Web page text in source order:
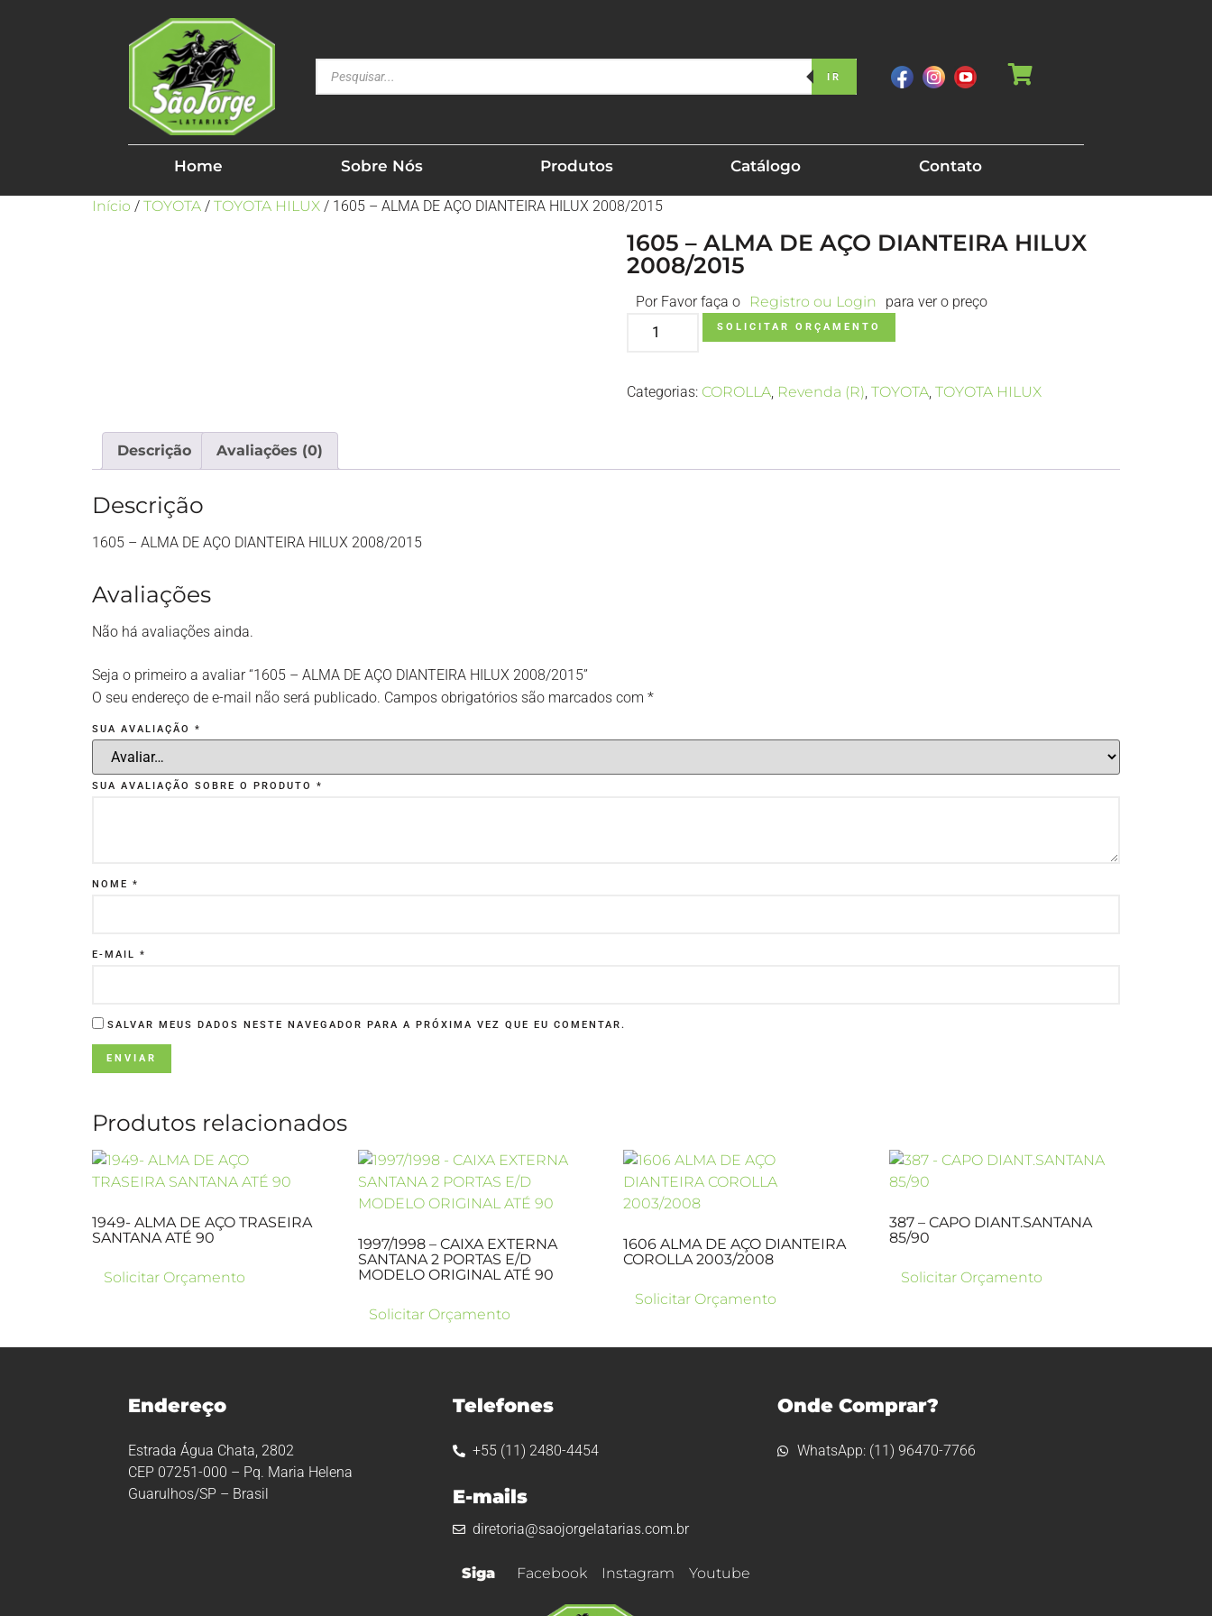
IR
Home Sobre Nós Produtos Catálogo Contato
Início / TOYOTA / TOYOTA HILUX / 1605 – ALMA DE AÇO DIANTEIRA HILUX 2008/2015
1605 – ALMA DE AÇO DIANTEIRA HILUX
2008/2015
Por Favor faça o Registro ou Login para ver o preço
SOLICITAR ORÇAMENTO
Categorias: COROLLA, Revenda (R), TOYOTA, TOYOTA HILUX
Descrição Avaliações (0)
Descrição
1605 – ALMA DE AÇO DIANTEIRA HILUX 2008/2015
Avaliações
Não há avaliações ainda.
Seja o primeiro a avaliar “1605 – ALMA DE AÇO DIANTEIRA HILUX 2008/2015”
O seu endereço de e-mail não será publicado. Campos obrigatórios são marcados com *
SUA AVALIAÇÃO *
SUA AVALIAÇÃO SOBRE O PRODUTO *
NOME *
E-MAIL *
SALVAR MEUS DADOS NESTE NAVEGADOR PARA A PRÓXIMA VEZ QUE EU COMENTAR.
Produtos relacionados
1949- ALMA DE AÇO TRASEIRA
SANTANA ATÉ 90
Solicitar Orçamento
1997/1998 – CAIXA EXTERNA
SANTANA 2 PORTAS E/D
MODELO ORIGINAL ATÉ 90
Solicitar Orçamento
1606 ALMA DE AÇO DIANTEIRA
COROLLA 2003/2008
Solicitar Orçamento
387 – CAPO DIANT.SANTANA
85/90
Solicitar Orçamento
Endereço
Estrada Água Chata, 2802
CEP 07251-000 – Pq. Maria Helena
Guarulhos/SP – Brasil
Telefones
+55 (11) 2480-4454
E-mails
diretoria@saojorgelatarias.com.br
Onde Comprar?
WhatsApp: (11) 96470-7766
Siga Facebook Instagram Youtube